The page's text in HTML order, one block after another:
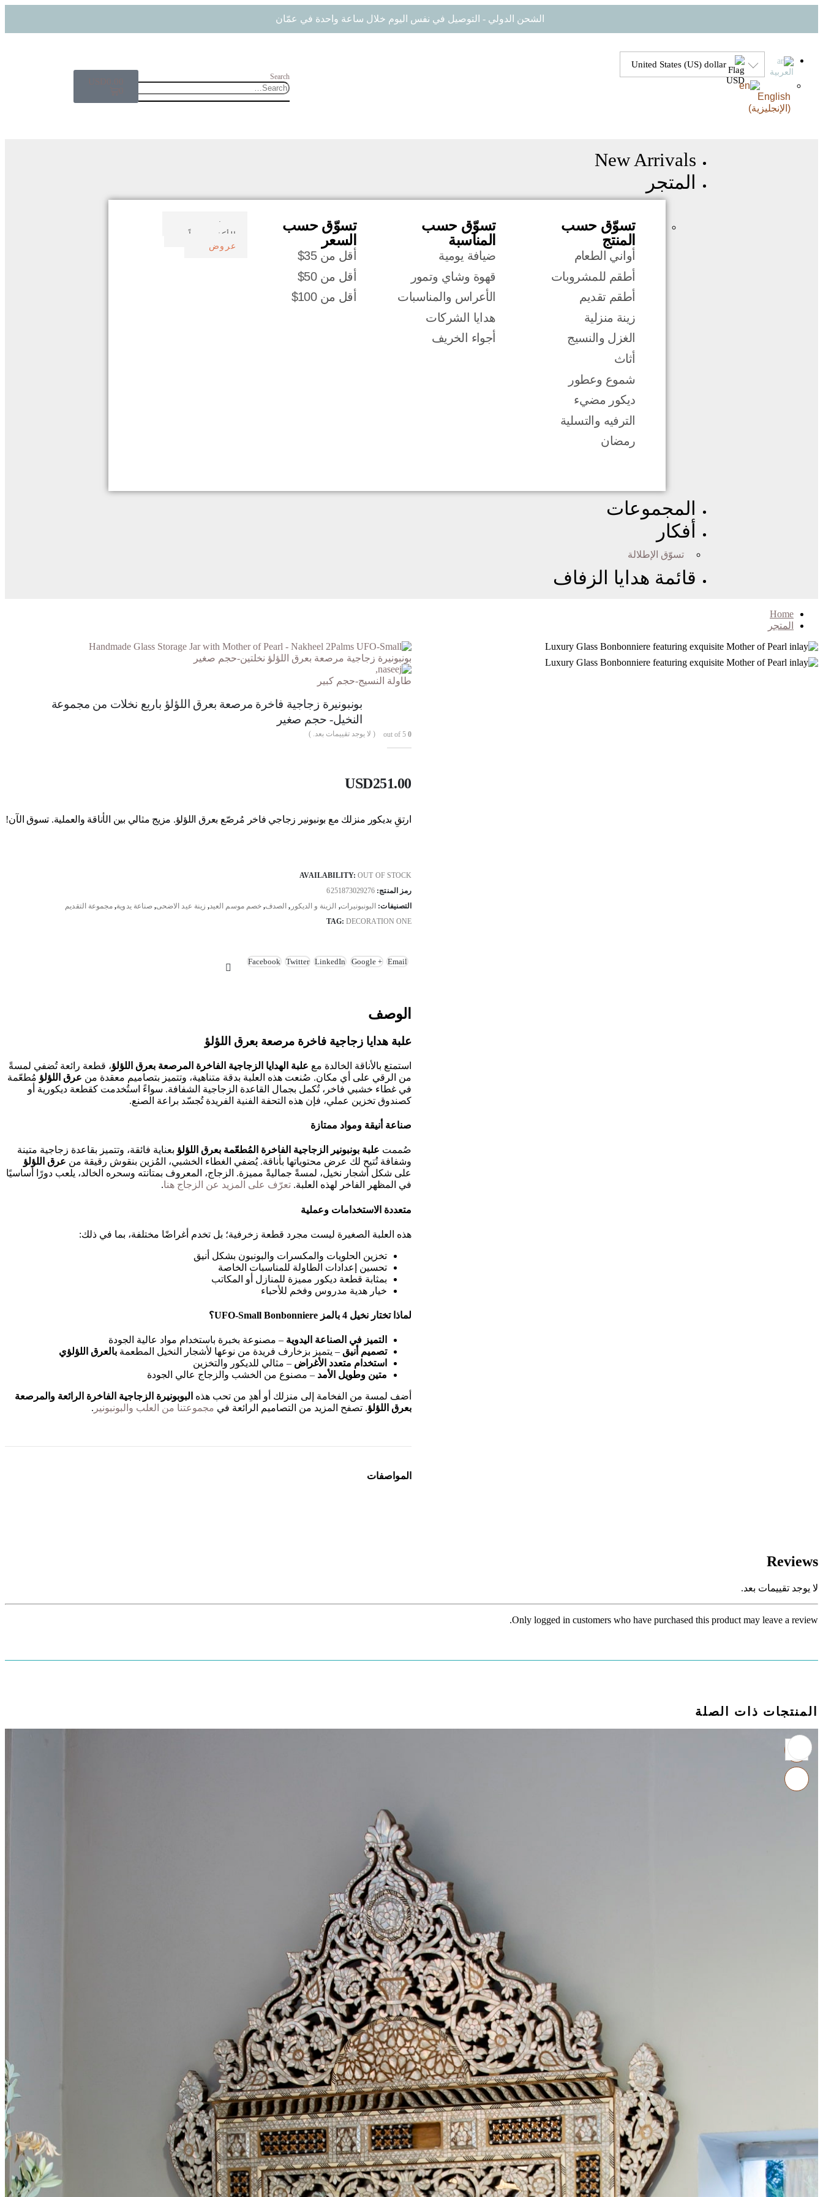
الشحن الدولي - التوصيل في نفس اليوم خلال ساعة واحدة في عمّان
العربية
English
( الإنجليزية)
United States (US) dollar
Search
USD0.00
0
New Arrivals
المتجر
تسوّق حسب
المنتج
أواني الطعام
أطقم للمشروبات
أطقم تقديم
زينة منزلية
الغزل والنسيج
أثاث
شموع وعطور
ديكور مضيء
الترفيه والتسلية
رمضان
تسوّق حسب
المناسبة
ضيافة يومية
قهوة وشاي وتمور
الأعراس والمناسبات
هدايا الشركات
أجواء الخريف
تسوّق حسب
السعر
أقل من 35$
أقل من 50$
أقل من 100$
صدف بحري
الأكثر مبيعاً
عروض
المجموعات
أفكار
تسوّق الإطلالة
قائمة هدايا الزفاف
Home
المتجر
بونبونيرة زجاجية مرصعة بعرق اللؤلؤ نخلتين-حجم صغير
طاولة النسيج-حجم كبير
بونبونيرة زجاجية فاخرة مرصعة بعرق اللؤلؤ باربع نخلات من مجموعة
النخيل- حجم صغير
0 ( لا يوجد تقييمات بعد. )
USD251.00
ارتقِ بديكور منزلك مع بونبونير زجاجي فاخر مُرصّع بعرق اللؤلؤ. مزيج مثالي بين الأناقة والعملية. تسوق الآن!
AVAILABILITY:OUT OF STOCK
رمز المنتج: 6251873029276
التصنيفات: البونبونيرات, الزينة و الديكور , الصدف,خصم موسم العيد, زينة عيد الاضحى, صناعة يدوية, مجموعة التقديم
TAG:DECORATION ONE
Facebook Twitter LinkedIn Google + Email
الوصف
علبة هدايا زجاجية فاخرة مرصعة بعرق اللؤلؤ
استمتع بالأناقة الخالدة مع علبة الهدايا الزجاجية الفاخرة المرصعة بعرق اللؤلؤ، قطعة رائعة تُضفي لمسةً
من الرقي على أي مكان. صُنعت هذه العلبة بدقة متناهية، وتتميز بتصاميم معقدة من عرق اللؤلؤ مُطعّمة
في غطاء خشبي فاخر، تُكمل بجمال القاعدة الزجاجية الشفافة. سواءً استُخدمت كقطعة ديكورية أو
كصندوق تخزين عملي، فإن هذه التحفة الفنية الفريدة تُجسّد براعة الصنع.
صناعة أنيقة ومواد ممتازة
صُممت علبة بونبونير الزجاجية الفاخرة المُطعّمة بعرق اللؤلؤ بعناية فائقة، وتتميز بقاعدة زجاجية متينة
وشفافة تُتيح لك عرض محتوياتها بأناقة. يُضفي الغطاء الخشبي، المُزين بنقوش رقيقة من عرق اللؤلؤ
على شكل أشجار نخيل، لمسةً جماليةً مميزة. الزجاج، المعروف بمتانته وسحره الخالد، يلعب دورًا أساسيًا
في المظهر الفاخر لهذه العلبة. تعرّف على المزيد عن الزجاج هنا.
متعددة الاستخدامات وعملية
هذه العلبة الصغيرة ليست مجرد قطعة زخرفية؛ بل تخدم أغراضًا مختلفة، بما في ذلك:
تخزين الحلويات والمكسرات والبونبون بشكل أنيق
تحسين إعدادات الطاولة للمناسبات الخاصة
بمثابة قطعة ديكور مميزة للمنازل أو المكاتب
خيار هدية مدروس وفخم للأحباء
لماذا تختار نخيل 4 بالمز UFO-Small Bonbonniere؟
التميز في الصناعة اليدوية – مصنوعة بخبرة باستخدام مواد عالية الجودة
تصميم أنيق – يتميز بزخارف فريدة من نوعها لأشجار النخيل المطعمة بالعرق اللؤلؤي
استخدام متعدد الأغراض – مثالي للديكور والتخزين
متين وطويل الأمد – مصنوع من الخشب والزجاج عالي الجودة
أضف لمسة من الفخامة إلى منزلك أو أهدِ من تحب هذه البوبونيرة الزجاجية الفاخرة الرائعة والمرصعة
بعرق اللؤلؤ. تصفح المزيد من التصاميم الرائعة في مجموعتنا من العلب والبونبونير .
المواصفات
Reviews
لا يوجد تقييمات بعد.
Only logged in customers who have purchased this product may leave a review.
المنتجات ذات الصلة